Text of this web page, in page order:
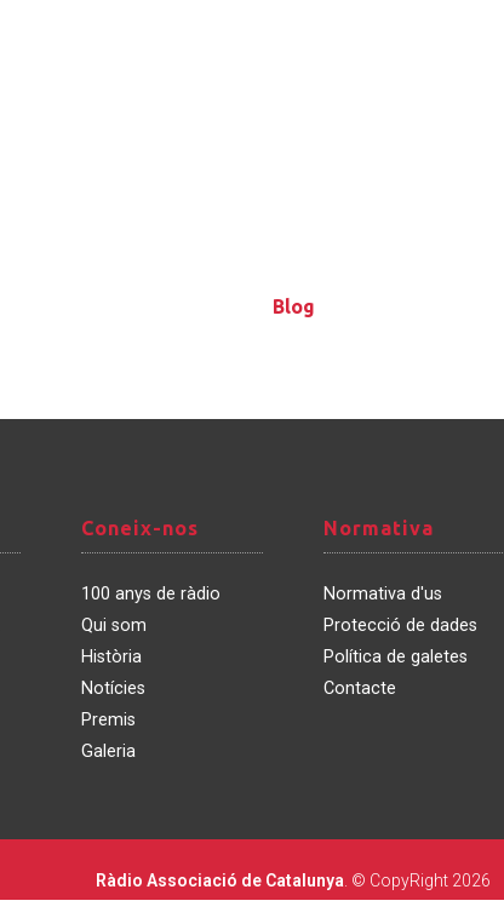
Blog
Blog
Coneix-
nos
Coneix-nos
100 anys de ràdio
Qui som
Història
Notícies
Premis
Galeria
Normativa
Normativa
Normativa d'us
Protecció de dades
Política de galetes
Contacte
Ràdio Associació de Catalunya . © CopyRight 2026